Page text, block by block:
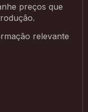
preços que
relevante